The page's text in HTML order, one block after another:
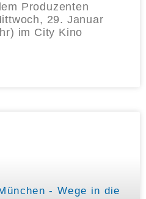
Produzenten
29. Januar
im City Kino